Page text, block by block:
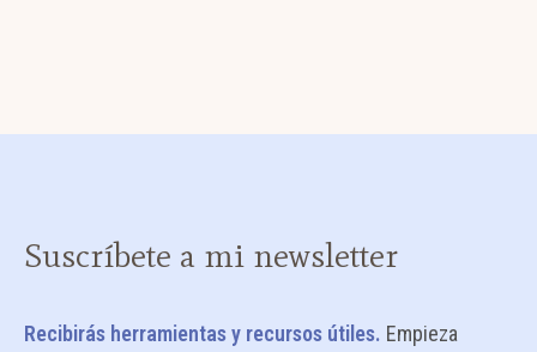
Suscríbete a mi newsletter
Recibirás herramientas y recursos útiles. Empieza